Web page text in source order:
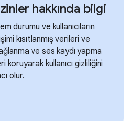
hakkında bilgi
durumu ve kullanıcıların
kısıtlanmış verileri ve
ve ses kaydı yapma
koruyarak kullanıcı gizliliğini
olur.